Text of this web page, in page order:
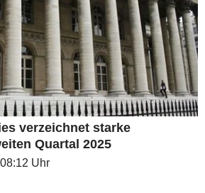
verzeichnet starke
Quartal 2025
Uhr